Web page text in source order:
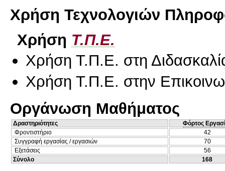
Χρήση Τεχνολογιών
Χρήση Τ.Π.Ε.
Χρήση Τ.Π.Ε. στη
Χρήση Τ.Π.Ε. στην
Οργάνωση Μαθήματος
Δραστηριότητες
Φόρτος
Φροντιστήριο
42
Συγγραφή εργασίας / εργασιών
70
Εξετάσεις
56
Σύνολο
168